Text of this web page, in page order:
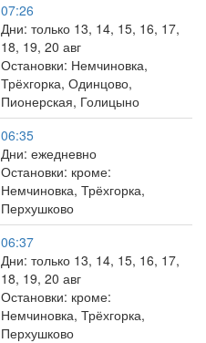
07:26
Дни: только 13, 14, 15, 16, 17,
18, 19, 20 авг
Остановки: Немчиновка,
Трёхгорка, Одинцово,
Пионерская, Голицыно
06:35
Дни: ежедневно
Остановки: кроме:
Немчиновка, Трёхгорка,
Перхушково
06:37
Дни: только 13, 14, 15, 16, 17,
18, 19, 20 авг
Остановки: кроме:
Немчиновка, Трёхгорка,
Перхушково